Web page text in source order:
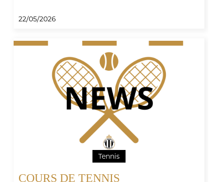
22/05/2026
Tennis
COURS DE TENNIS